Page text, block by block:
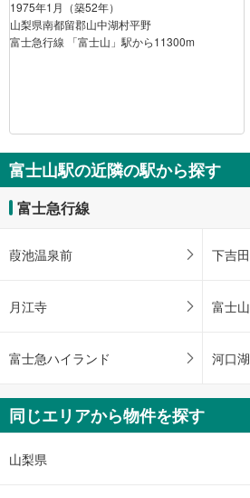
1975年1月（築52年）
山梨県南都留郡山中湖村平野
富士急行線 「富士山」駅から11300m
富士山駅の近隣の駅から探す
富士急行線
葭池温泉前 下吉田
月江寺 富士山
富士急ハイランド 河口湖
同じエリアから物件を探す
山梨県